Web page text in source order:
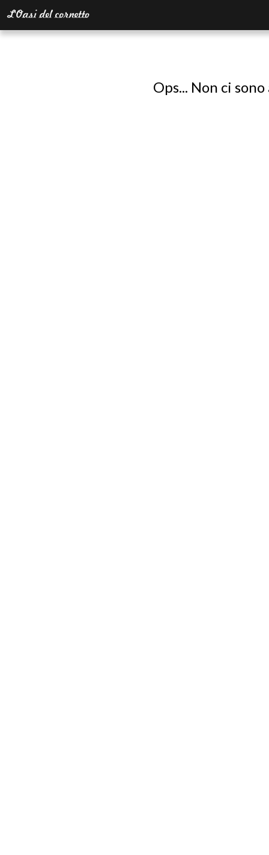
Ops... Non ci